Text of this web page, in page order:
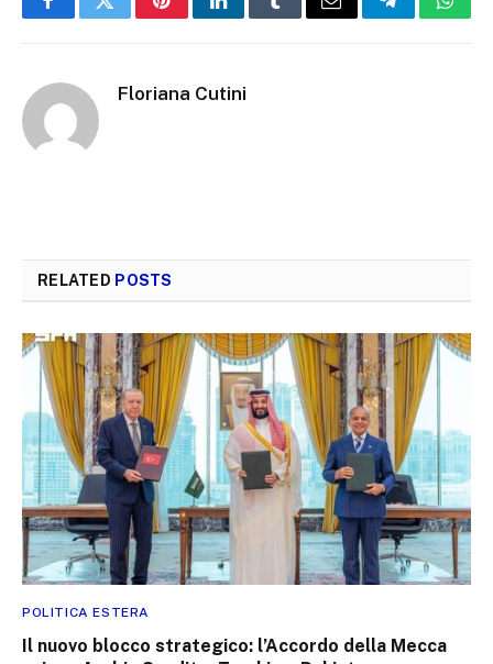
FacebookTwitterPinterestLinkedInTumblrEmail Telegram
Floriana Cutini
RELATED POSTS
POLITICA ESTERA
Il nuovo blocco strategico: l’Accordo della Mecca